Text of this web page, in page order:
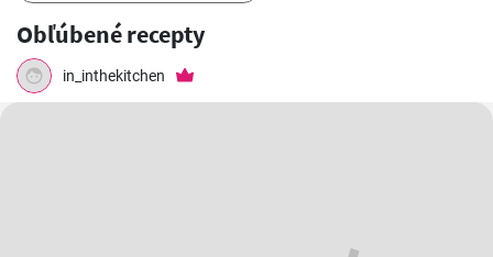
Obľúbené recepty
in_inthekitchen